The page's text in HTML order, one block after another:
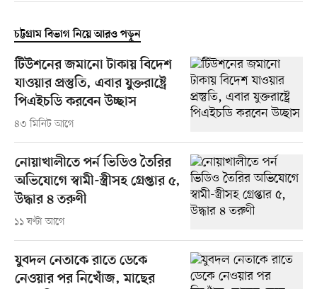
চট্টগ্রাম বিভাগ নিয়ে আরও পড়ুন
টিউশনের জমানো টাকায় বিদেশ
যাওয়ার প্রস্তুতি, এবার যুক্তরাষ্ট্রে
পিএইচডি করবেন উচ্ছাস
৪৩ মিনিট আগে
নোয়াখালীতে পর্ন ভিডিও তৈরির
অভিযোগে স্বামী-স্ত্রীসহ গ্রেপ্তার ৫,
উদ্ধার ৪ তরুণী
১১ ঘণ্টা আগে
যুবদল নেতাকে রাতে ডেকে
নেওয়ার পর নিখোঁজ, মাছের